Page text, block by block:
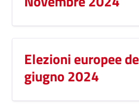
Elezioni europee
giugno 2024